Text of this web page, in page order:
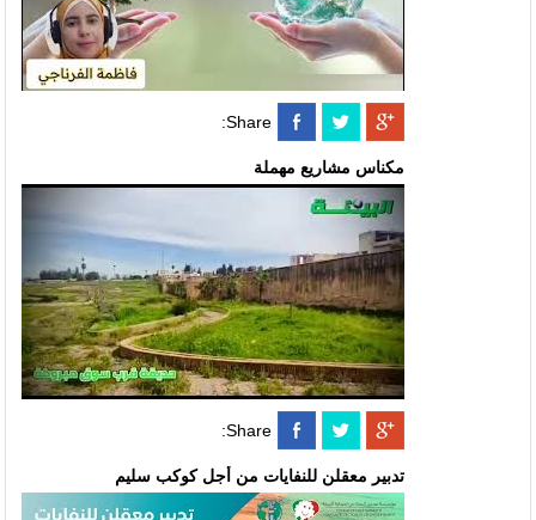
Share:
مكناس مشاريع مهملة
Share:
تدبير معقلن للنفايات من أجل كوكب سليم